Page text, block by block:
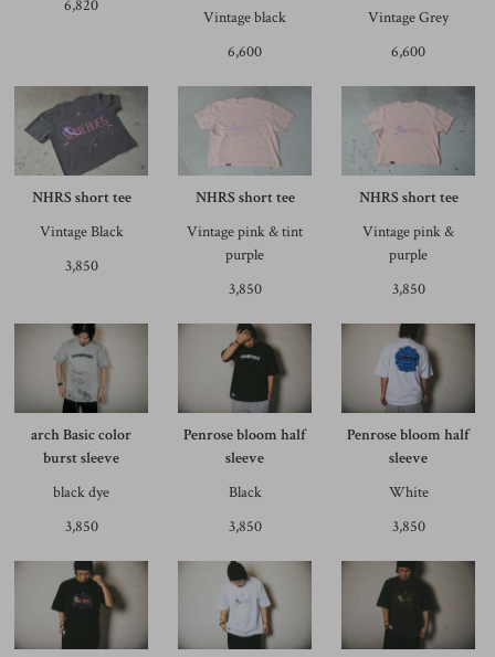
6,820
Vintage black
6,600
Vintage Grey
6,600
NHRS short tee
Vintage Black
3,850
NHRS short tee
Vintage pink & tint
purple
3,850
NHRS short tee
Vintage pink &
purple
3,850
arch Basic color
burst sleeve
black dye
3,850
Penrose bloom half
sleeve
Black
3,850
Penrose bloom half
sleeve
White
3,850